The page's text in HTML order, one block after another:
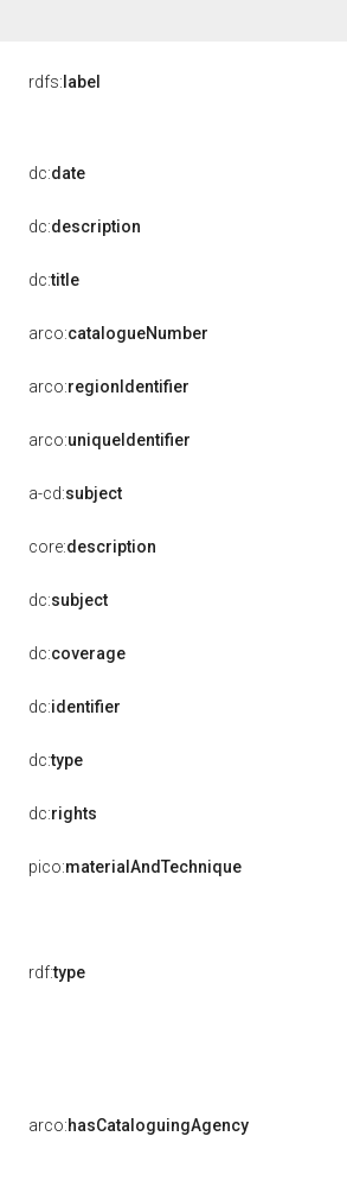
rdfs: label
dc:date
dc:description
dc:title
arco:catalogueNumber
arco:regionIdentifier
arco:uniqueIdentifier
a-cd:subject
core:description
dc:subject
dc:coverage
dc:identifier
dc:type
dc:rights
pico:materialAndTechnique
rdf:type
arco:hasCataloguingAgency